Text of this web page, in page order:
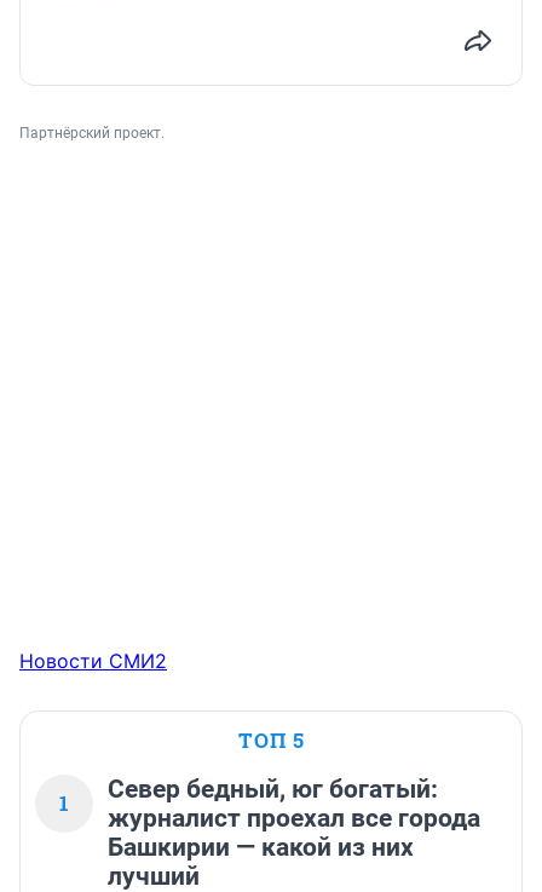
Партнёрский проект.
Новости СМИ2
ТОП 5
1
Север бедный, юг богатый:
журналист проехал все города
Башкирии — какой из них
лучший